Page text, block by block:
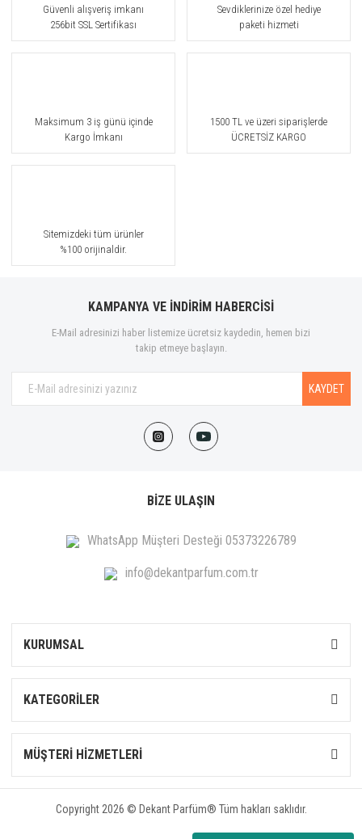
Güvenli alışveriş imkanı
256bit SSL Sertifikası
Sevdiklerinize özel hediye
paketi hizmeti
Maksimum 3 iş günü içinde
Kargo İmkanı
1500 TL ve üzeri siparişlerde
ÜCRETSİZ KARGO
Sitemizdeki tüm ürünler
%100 orijinaldir.
KAMPANYA VE İNDİRİM HABERCİSİ
E-Mail adresinizi haber listemize ücretsiz kaydedin, hemen bizi
takip etmeye başlayın.
KAYDET
BİZE ULAŞIN
WhatsApp Müşteri Desteği 05373226789
info@dekantparfum.com.tr
KURUMSAL
KATEGORİLER
MÜŞTERİ HİZMETLERİ
Copyright 2026 © Dekant Parfüm® Tüm hakları saklıdır.